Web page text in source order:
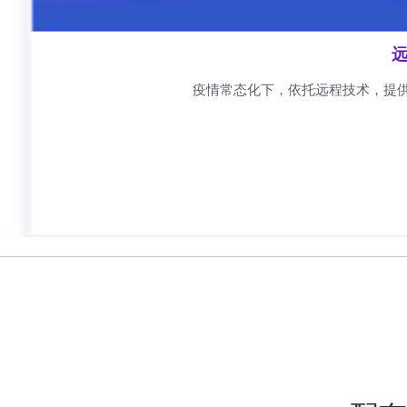
疫情常态化下，依托远程技术，提